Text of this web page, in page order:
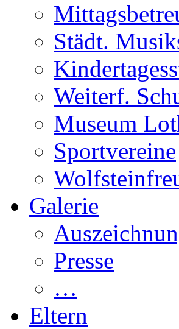
Städt.
Weiterf.
Museum
Sportvereine
Galerie
Presse
…
Eltern